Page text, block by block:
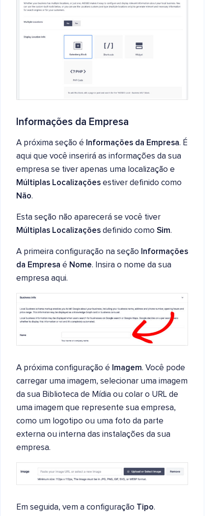
Informações da Empresa
A próxima seção é Informações da Empresa. É
aqui que você inserirá as informações da sua
empresa se tiver apenas uma localização e
Múltiplas Localizações estiver definido como
Não.
Esta seção não aparecerá se você tiver
Múltiplas Localizações definido como Sim.
A primeira configuração na seção Informações
da Empresa é Nome. Insira o nome da sua
empresa aqui.
A próxima configuração é Imagem. Você pode
carregar uma imagem, selecionar uma imagem
da sua Biblioteca de Mídia ou colar o URL de
uma imagem que represente sua empresa,
como um logotipo ou uma foto da parte
externa ou interna das instalações da sua
empresa.
Em seguida, vem a configuração Tipo.